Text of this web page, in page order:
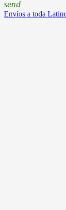
send
Envíos a toda